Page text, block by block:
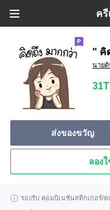
ครี
" คิ
นาย
ส่งของขวัญ
ลอง
รองรับ คอมบิเนชันสติกเกอร์/ต